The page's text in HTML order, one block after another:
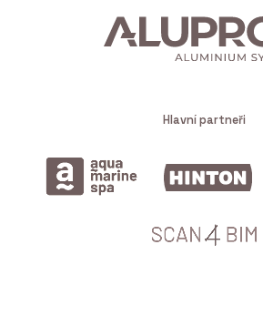
Hlavní partneři